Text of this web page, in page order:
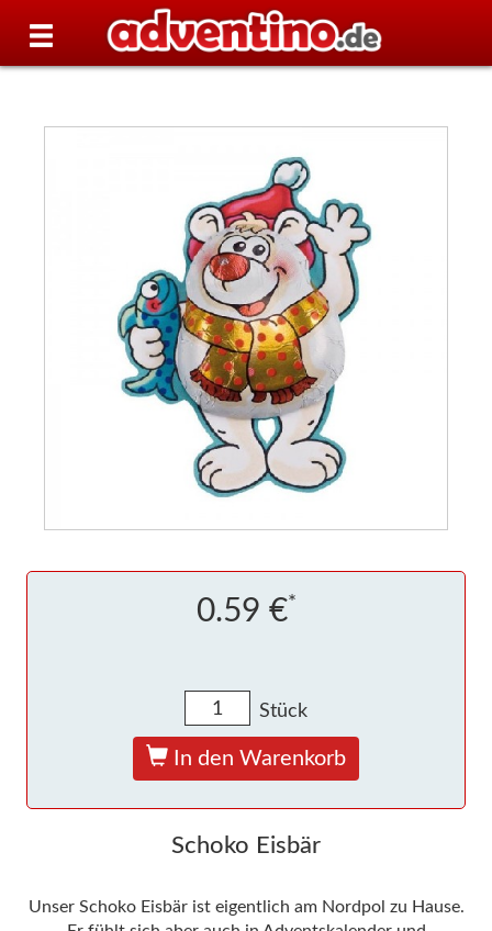
0.59 €*
Stück
In den Warenkorb
Schoko Eisbär
Unser Schoko Eisbär ist eigentlich am Nordpol zu Hause.